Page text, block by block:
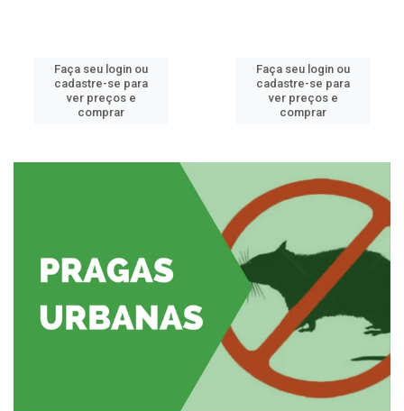
Faça seu login ou
cadastre-se para
ver preços e
comprar
Faça seu login ou
cadastre-se para
ver preços e
comprar